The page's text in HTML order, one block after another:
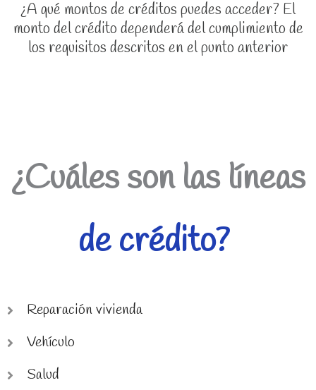
¿A qué montos de créditos puedes acceder? El
monto del crédito dependerá del cumplimiento de
los requisitos descritos en el punto anterior
¿Cuáles son las líneas
de crédito?
Reparación vivienda
Vehículo
Salud